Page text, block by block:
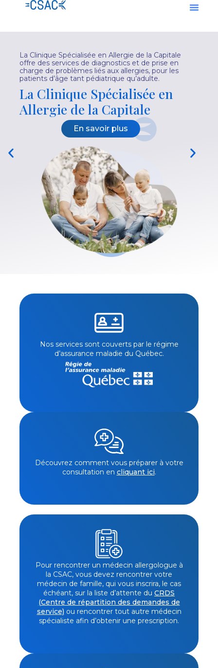
Une équipe chevronnée au
service de votre santé
Notre équipe d’experts dévoués et chevronnés est
au service de votre santé pour répondre à vos
besoins de diagnostics ou de prise en charge de
problèmes d’allergie.
En savoir plus
Nos services sont couverts par le régime
d’assurance maladie du Québec.
Découvrez comment vous préparer à votre
consultation en cliquant ici.
Pour rencontrer un médecin allergologue à
la CSAC, vous devez rencontrer votre
médecin de famille, qui vous inscrira, le cas
échéant, sur la liste d’attente du CRDS
(Centre de répartition des demandes de
service) ou rencontrer tout autre médecin
spécialiste afin d’obtenir une prescription.